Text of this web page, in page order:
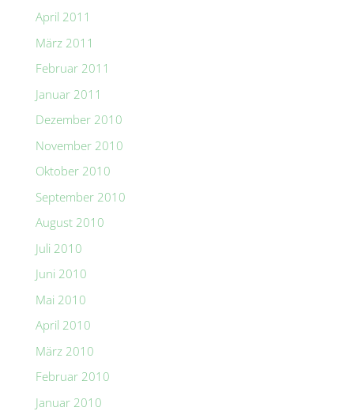
April 2011
März 2011
Februar 2011
Januar 2011
Dezember 2010
November 2010
Oktober 2010
September 2010
August 2010
Juli 2010
Juni 2010
Mai 2010
April 2010
März 2010
Februar 2010
Januar 2010